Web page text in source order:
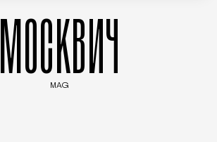
МОСКВИЧ
MAG